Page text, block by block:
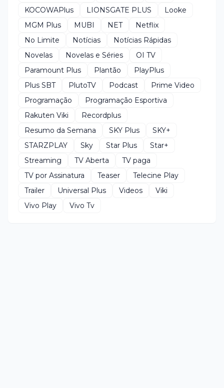
KOCOWAPlus
LIONSGATE PLUS
Looke
MGM Plus
MUBI NET
Netflix
No Limite
Notícias
Notícias Rápidas
Novelas
Novelas e Séries
OI TV
Paramount Plus
Plantão
PlayPlus
Plus SBT
PlutoTV Podcast
Prime Video
Programação
Programação Esportiva
Rakuten Viki
Recordplus
Resumo da Semana
SKY Plus
SKY+
STARZPLAY
Sky Star Plus
Star+
Streaming
TV Aberta
TV paga
TV por Assinatura
Teaser
Telecine Play
Trailer
Universal Plus Videos
Viki
Vivo Play
Vivo Tv